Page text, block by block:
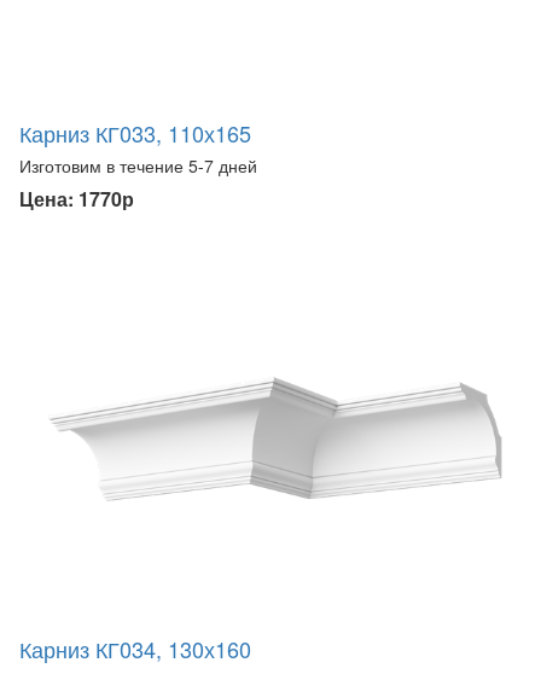
Карниз КГ033, 110х165
Изготовим в течение 5-7 дней
Цена: 1770р
Карниз КГ034, 130х160